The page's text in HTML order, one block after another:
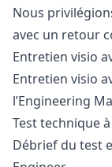
Nous
avec un retour
Entretien visio
Entretien visio
l’Engineering
Test technique
Débrief du test